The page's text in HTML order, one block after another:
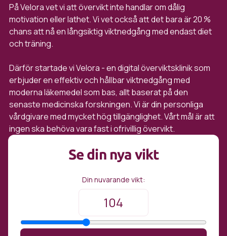
På Velora vet vi att övervikt inte handlar om dålig
motivation eller lathet. Vi vet också att det bara är 20 %
chans att nå en långsiktig viktnedgång med endast diet
och träning.
Därför startade vi Velora - en digital överviktsklinik som
erbjuder en effektiv och hållbar viktnedgång med
moderna läkemedel som bas, allt baserat på den
senaste medicinska forskningen. Vi är din personliga
vårdgivare med mycket hög tillgänglighet. Vårt mål är att
ingen ska behöva vara fast i ofrivillig övervikt.
Se din nya vikt
Din nuvarande vikt: